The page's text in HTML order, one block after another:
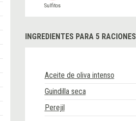
Sulfitos
INGREDIENTES PARA 5 RACIONES
Aceite de oliva intenso
Guindilla seca
Perejil